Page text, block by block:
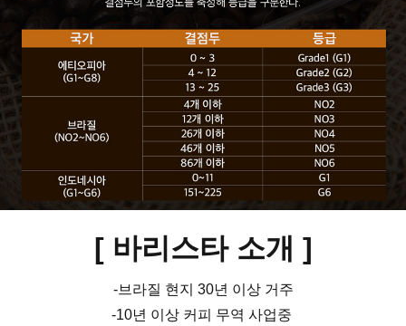
[ 바리스타 소개 ]
-브라질 현지 30년 이상 거주
-10년 이상 커피 무역 사업중